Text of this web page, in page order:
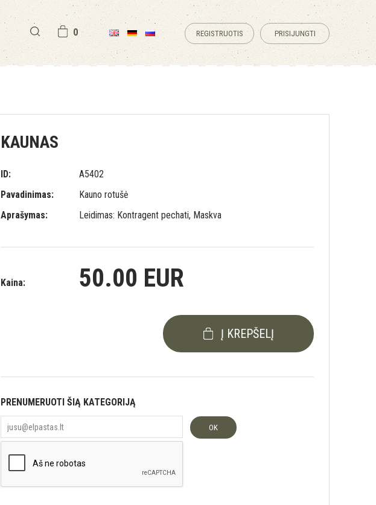
0 REGISTRUOTIS PRISIJUNGTI
KAUNAS
ID:
A5402
Pavadinimas:
Kauno rotušė
Aprašymas:
Leidimas: Kontragent pechati, Maskva
Kaina: 50.00 EUR
Į KREPŠELĮ
PRENUMERUOTI ŠIĄ KATEGORIJĄ
OK